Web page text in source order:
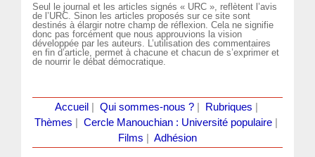
Seul le journal et les articles signés « URC », reflètent l’avis
de l’URC. Sinon les articles proposés sur ce site sont
destinés à élargir notre champ de réflexion. Cela ne signifie
donc pas forcément que nous approuvions la vision
développée par les auteurs. L’utilisation des commentaires
en fin d’article, permet à chacune et chacun de s’exprimer et
de nourrir le débat démocratique.
Accueil Qui sommes-nous ?| Rubriques
Thèmes
Cercle Manouchian : Université populaire
Films
Adhésion